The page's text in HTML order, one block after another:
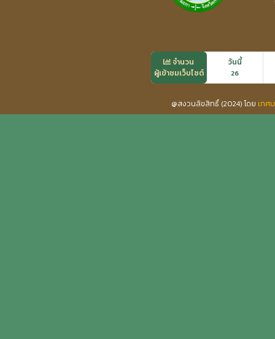
จำนวน
ผู้เข้าชมเว็บไซต์
วันนี้
26
@สงวนลิขสิทธิ์ (2024) โดย เทศ